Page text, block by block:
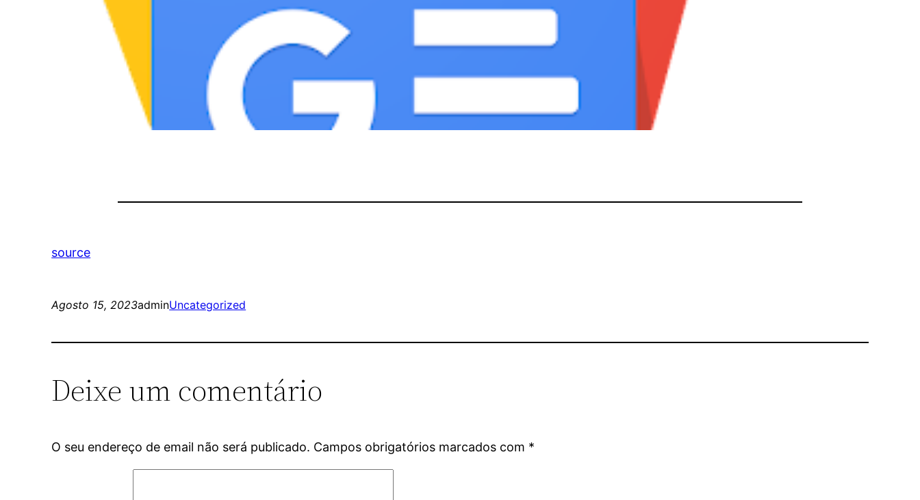
source
Agosto 15, 2023adminUncategorized
Deixe um comentário
O seu endereço de email não será publicado. Campos obrigatórios marcados com *